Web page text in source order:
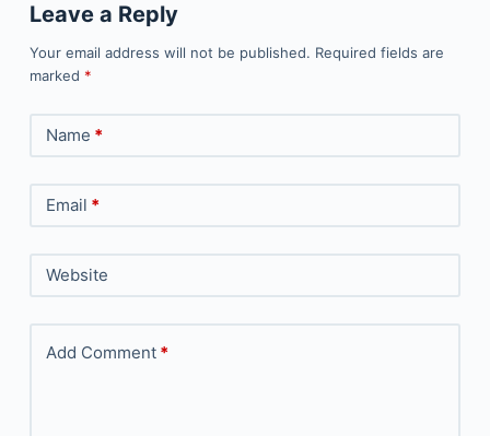
Leave a Reply
Your email address will not be published. Required fields are
marked *
Name *
Email *
Website
Add Comment*